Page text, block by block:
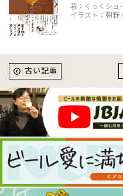
著：くっくショ
イラスト：朝野
古い記事